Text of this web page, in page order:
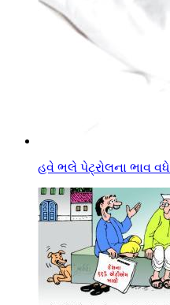
હવે ભલે પેટ્રોલના ભાવ વધે